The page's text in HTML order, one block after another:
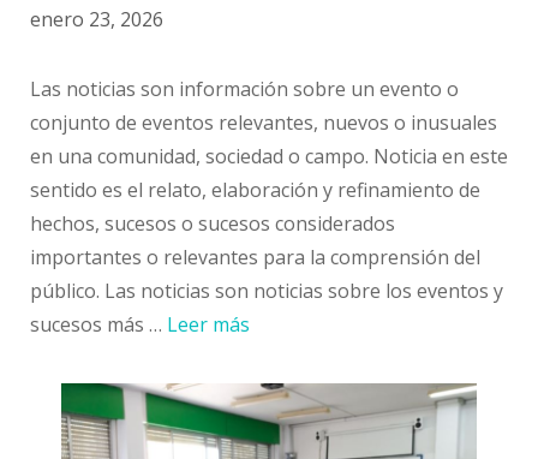
enero 23, 2026
Las noticias son información sobre un evento o
conjunto de eventos relevantes, nuevos o inusuales
en una comunidad, sociedad o campo. Noticia en este
sentido es el relato, elaboración y refinamiento de
hechos, sucesos o sucesos considerados
importantes o relevantes para la comprensión del
público. Las noticias son noticias sobre los eventos y
sucesos más … Leer más